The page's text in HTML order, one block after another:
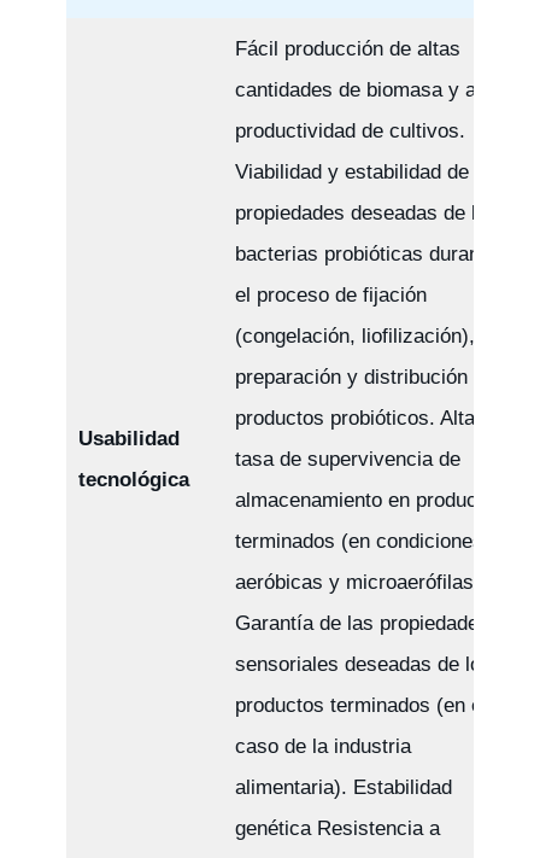
Usabilidad
tecnológica
Fácil producción de altas
cantidades de biomasa y alta
productividad de cultivos.
Viabilidad y estabilidad de las
propiedades deseadas de las
bacterias probióticas durante
el proceso de fijación
(congelación, liofilización),
preparación y distribución de
productos probióticos. Alta
tasa de supervivencia de
almacenamiento en productos
terminados (en condiciones
aeróbicas y microaerófilas).
Garantía de las propiedades
sensoriales deseadas de los
productos terminados (en el
caso de la industria
alimentaria). Estabilidad
genética Resistencia a